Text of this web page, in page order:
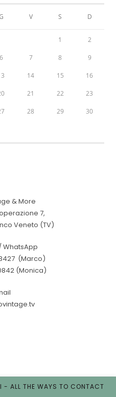
V S D
1 2
6 7 8 9
14 15 16
21 22 23
28 29 30
& More
7,
Veneto (TV)
(Marco)
(Monica)
- ALL THE WAYS TO CONTACT